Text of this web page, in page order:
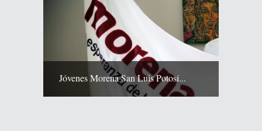
Jóvenes Morena San Luis Potosí...